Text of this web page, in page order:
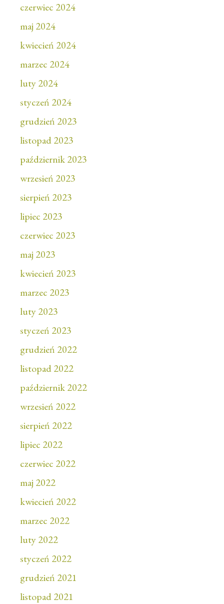
czerwiec 2024
maj 2024
kwiecień 2024
marzec 2024
luty 2024
styczeń 2024
grudzień 2023
listopad 2023
październik 2023
wrzesień 2023
sierpień 2023
lipiec 2023
czerwiec 2023
maj 2023
kwiecień 2023
marzec 2023
luty 2023
styczeń 2023
grudzień 2022
listopad 2022
październik 2022
wrzesień 2022
sierpień 2022
lipiec 2022
czerwiec 2022
maj 2022
kwiecień 2022
marzec 2022
luty 2022
styczeń 2022
grudzień 2021
listopad 2021